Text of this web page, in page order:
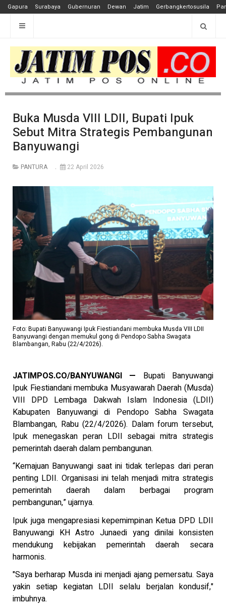
Gapura Surabaya Gubernuran Dewan Jatim Gerbangkertosusila
Buka Musda VIII LDII, Bupati Ipuk
Sebut Mitra Strategis Pembangunan
Banyuwangi
PANTURA 22 April 2026
Foto: Bupati Banyuwangi Ipuk Fiestiandani membuka Musda VIII LDII
Banyuwangi dengan memukul gong di Pendopo Sabha Swagata
Blambangan, Rabu (22/4/2026).
JATIMPOS.CO/BANYUWANGI — Bupati Banyuwangi
Ipuk Fiestiandani membuka Musyawarah Daerah (Musda)
VIII DPD Lembaga Dakwah Islam Indonesia (LDII)
Kabupaten Banyuwangi di Pendopo Sabha Swagata
Blambangan, Rabu (22/4/2026). Dalam forum tersebut,
Ipuk menegaskan peran LDII sebagai mitra strategis
pemerintah daerah dalam pembangunan.
“Kemajuan Banyuwangi saat ini tidak terlepas dari peran
penting LDII. Organisasi ini telah menjadi mitra strategis
pemerintah daerah dalam berbagai program
pembangunan,” ujarnya.
Ipuk juga mengapresiasi kepemimpinan Ketua DPD LDII
Banyuwangi KH Astro Junaedi yang dinilai konsisten
mendukung kebijakan pemerintah daerah secara
harmonis.
"Saya berharap Musda ini menjadi ajang pemersatu. Saya
yakin setiap kegiatan LDII selalu berjalan kondusif,"
imbuhnya.